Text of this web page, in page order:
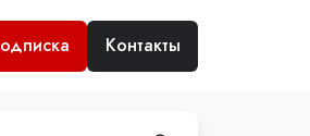
Контакты